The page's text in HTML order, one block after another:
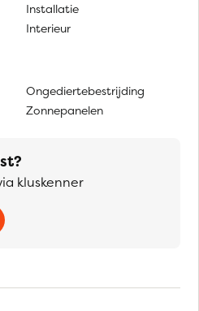
Installatie
Interieur
Ongediertebestrijding
Zonnepanelen
kluskenner